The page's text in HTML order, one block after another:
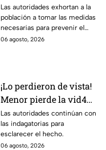
3xplosiva en el Bajío!
Estas son las medidas
para evitar el contagio
Las autoridades exhortan a la
población a tomar las medidas
necesarias para prevenir el
contagio.
06 agosto, 2026
¡Lo perdieron de vista!
Menor pierde la vid4
en plena reunión
familiar; fue localizado
en la alberca
Las autoridades continúan con
las indagatorias para
esclarecer el hecho.
06 agosto, 2026